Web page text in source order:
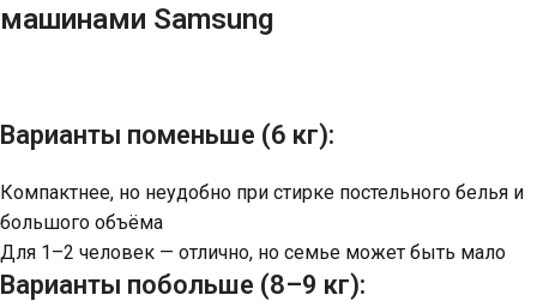
машинами Samsung
Варианты поменьше (6 кг):
Компактнее, но неудобно при стирке постельного белья и
большого объёма
Для 1–2 человек — отлично, но семье может быть мало
Варианты побольше (8–9 кг):